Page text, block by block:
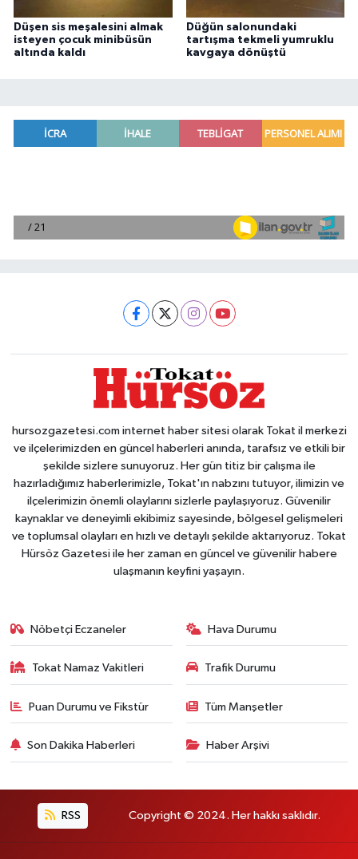
Düşen sis meşalesini almak
isteyen çocuk minibüsün
altında kaldı
Düğün salonundaki
tartışma tekmeli yumruklu
kavgaya dönüştü
hursozgazetesi.com internet haber sitesi olarak Tokat il merkezi
ve ilçelerimizden en güncel haberleri anında, tarafsız ve etkili bir
şekilde sizlere sunuyoruz. Her gün titiz bir çalışma ile
hazırladığımız haberlerimizle, Tokat'ın nabzını tutuyor, ilimizin ve
ilçelerimizin önemli olaylarını sizlerle paylaşıyoruz. Güvenilir
kaynaklar ve deneyimli ekibimiz sayesinde, bölgesel gelişmeleri
ve toplumsal olayları en hızlı ve detaylı şekilde aktarıyoruz. Tokat
Hürsöz Gazetesi ile her zaman en güncel ve güvenilir habere
ulaşmanın keyfini yaşayın.
Nöbetçi Eczaneler Hava Durumu
Tokat Namaz Vakitleri Trafik Durumu
Puan Durumu ve Fikstür Tüm Manşetler
Son Dakika Haberleri Haber Arşivi
RSS Copyright © 2024. Her hakkı saklıdır.